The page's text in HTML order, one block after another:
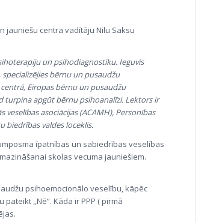
jauniešu centra vadītāju Nilu Saksu
un psihodiagnostiku. Ieguvis
bērnu un pusaudžu
Eiropas bērnu un pusaudžu
turpina apgūt bērnu psihoanalīzi. Lektors ir
asociācijas (ACAMH), Personības
biedrības valdes loceklis.
īpatnības un sabiedrības veselības
skolas vecuma jauniešiem.
psihoemocionālo veselību, kāpēc
,,Nē”. Kāda ir PPP ( pirmā